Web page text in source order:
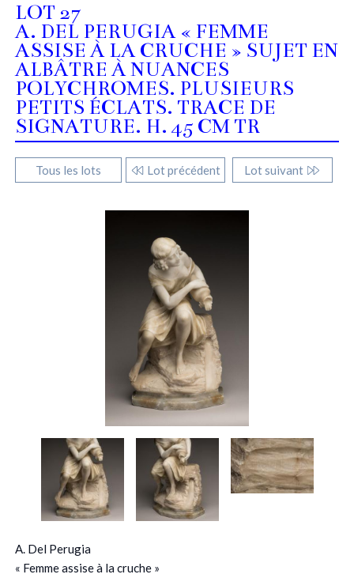
LOT 27
A. DEL PERUGIA « FEMME
ASSISE À LA CRUCHE » SUJET EN
ALBÂTRE À NUANCES
POLYCHROMES. PLUSIEURS
PETITS ÉCLATS. TRACE DE
SIGNATURE. H. 45 CM TR
Tous les lots Lot précédent Lot suivant
A. Del Perugia
« Femme assise à la cruche »